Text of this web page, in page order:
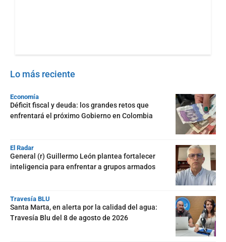
Lo más reciente
Economía
Déficit fiscal y deuda: los grandes retos que
enfrentará el próximo Gobierno en Colombia
El Radar
General (r) Guillermo León plantea fortalecer
inteligencia para enfrentar a grupos armados
Travesía BLU
Santa Marta, en alerta por la calidad del agua:
Travesía Blu del 8 de agosto de 2026